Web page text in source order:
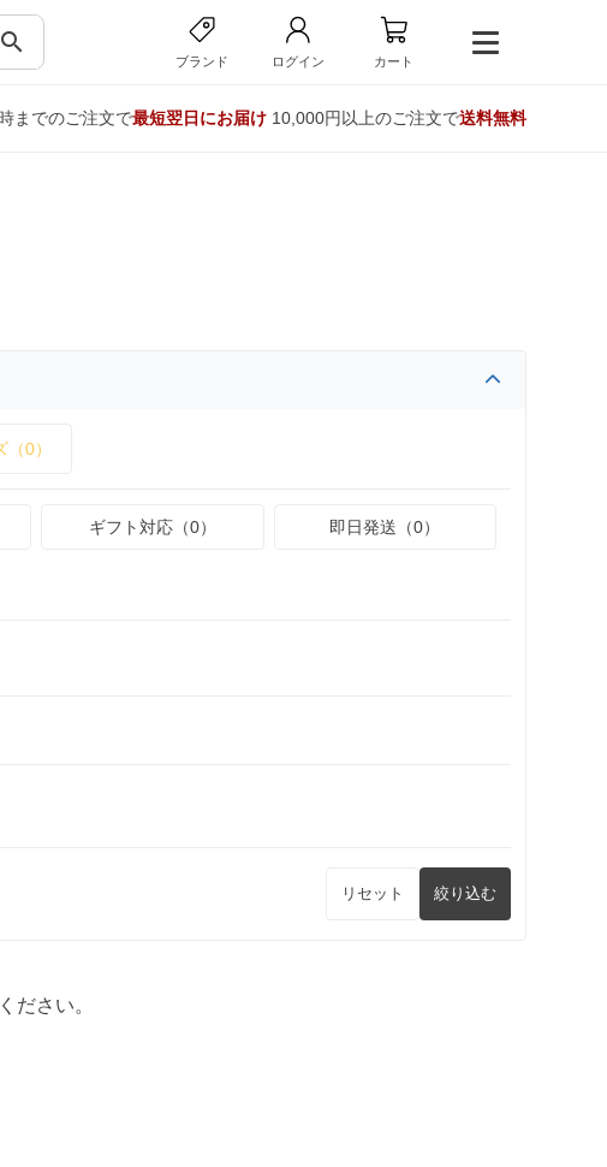
search
ブランド ログイン カート
までのご注文で最短翌日にお届け10,000円以上のご注文で送料無料
（0）
ギフト対応（0） 即日発送（0）
リセット 絞り込む
ださい。